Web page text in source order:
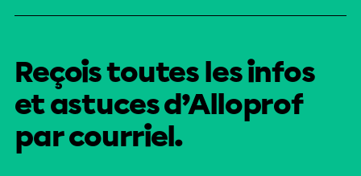
Reçois toutes les infos
et astuces d’Alloprof
par courriel.